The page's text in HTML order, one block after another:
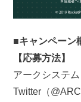
■キャンペーン
【応募方法】
アークシステ
Twitter（